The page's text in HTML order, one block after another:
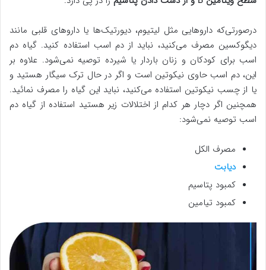
درصورتی‌که داروهایی مثل لیتیوم، دیورتیک‌ها یا داروهای قلبی مانند
دیگوکسین مصرف می‌کنید، نباید از دم اسب استفاده کنید. گیاه دم
اسب برای کودکان و زنان باردار یا شیرده توصیه نمی‌شود. علاوه بر
این، دم اسب حاوی نیکوتین است و اگر در حال ترک سیگار هستید و
یا از چسب نیکوتین استفاده می‌کنید، نباید این گیاه را مصرف نمائید.
همچنین اگر دچار هر کدام از اختلالات زیر هستید استفاده از گیاه دم
اسب توصیه نمی‌شود:
مصرف الکل
دیابت
کمبود پتاسیم
کمبود تیامین